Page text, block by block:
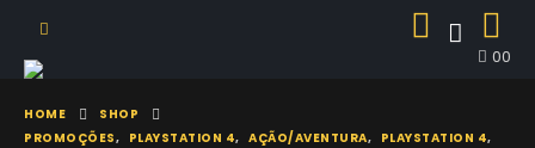
00
HOME
SHOP
PROMOÇÕES, PLAYSTATION 4, AÇÃO/AVENTURA, PLAYSTATION 4,